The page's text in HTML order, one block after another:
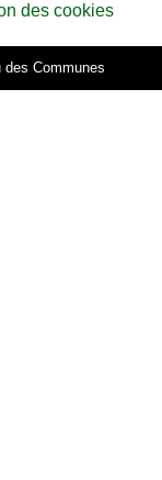
des cookies
Communes